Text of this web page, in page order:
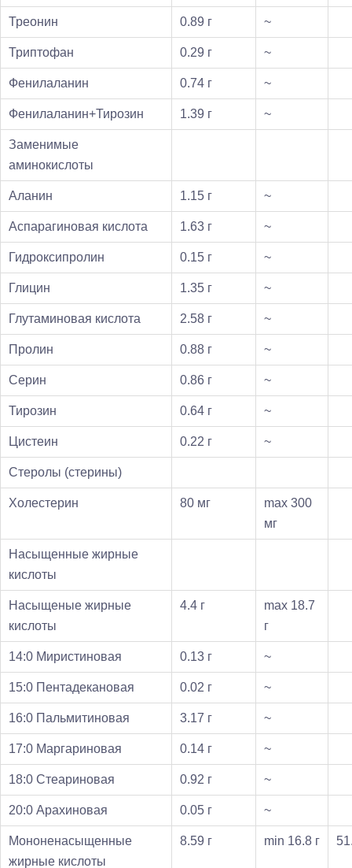
Треонин 0.89 г ~
Триптофан 0.29 г ~
Фенилаланин 0.74 г ~
Фенилаланин+Тирозин 1.39 г ~
Заменимые
аминокислоты
Аланин 1.15 г ~
Аспарагиновая кислота 1.63 г ~
Гидроксипролин 0.15 г ~
Глицин 1.35 г ~
Глутаминовая кислота 2.58 г ~
Пролин 0.88 г ~
Серин 0.86 г ~
Тирозин 0.64 г ~
Цистеин 0.22 г ~
Стеролы (стерины)
Холестерин 80 мг
max 300
мг
Насыщенные жирные
кислоты
Насыщеные жирные
кислоты
4.4 г
max 18.7
г
14:0 Миристиновая 0.13 г ~
15:0 Пентадекановая 0.02 г ~
16:0 Пальмитиновая 3.17 г ~
17:0 Маргариновая 0.14 г ~
18:0 Стеариновая 0.92 г ~
20:0 Арахиновая 0.05 г ~
Мононенасыщенные
жирные кислоты
8.59 г min 16.8 г